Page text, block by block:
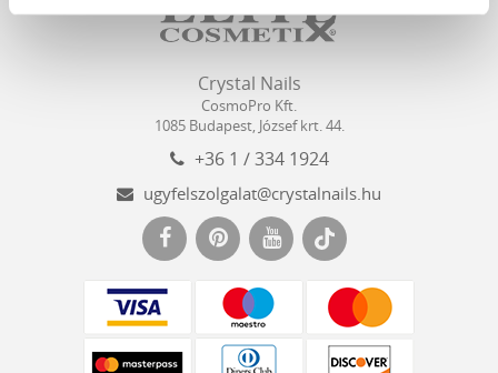
Nails
Kft.
Crystal Nails
CosmoPro Kft.
1085 Budapest, József krt. 44.
+36 1 / 334 1924
ugyfelszolgalat@crystalnails.hu